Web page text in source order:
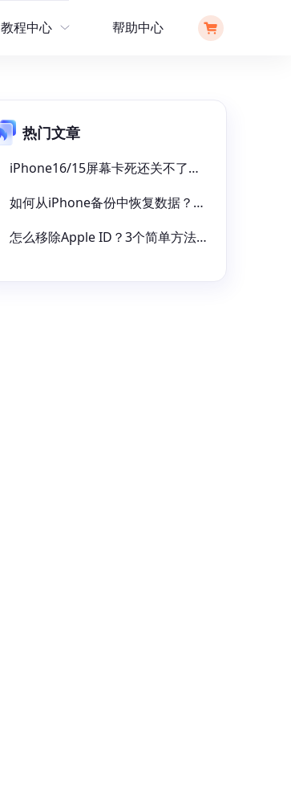
教程中心
文章教程
帮助中心
热门文章
iPhone16/15屏幕卡死还关不了机怎么办？可试试这 4 种解决方法！
如何从iPhone备份中恢复数据？教你3招快速恢复备份数据！
怎么移除Apple ID？3个简单方法从iPad上移除Apple ID